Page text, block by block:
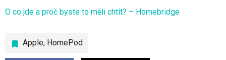
Apple, HomePod
O co jde a proč byste to měli chtít? – Homebridge